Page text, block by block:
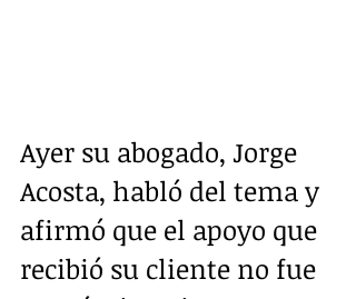
Ayer su abogado, Jorge
Acosta, habló del tema y
afirmó que el apoyo que
recibió su cliente no fue